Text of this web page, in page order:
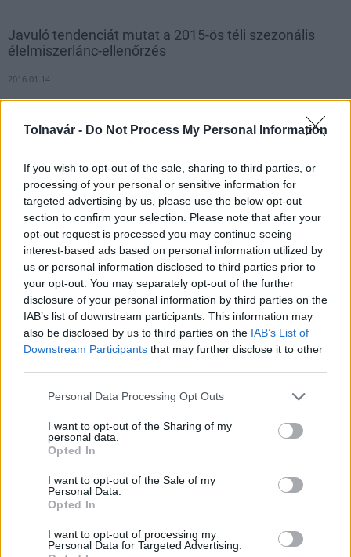
Tolnavár - Do Not Process My Personal Information
If you wish to opt-out of the sale, sharing to third parties, or
processing of your personal or sensitive information for
targeted advertising by us, please use the below opt-out
section to confirm your selection. Please note that after your
opt-out request is processed you may continue seeing
interest-based ads based on personal information utilized by
us or personal information disclosed to third parties prior to
your opt-out. You may separately opt-out of the further
disclosure of your personal information by third parties on the
IAB’s list of downstream participants. This information may
also be disclosed by us to third parties on the IAB’s List of
Downstream Participants that may further disclose it to other
Please note that this website/app uses one or more Google
not limited to your visit or usage behaviour. You may click to
grant or deny consent to Google and its third-party tags to
use your data for below specified purposes in below Google
consent section.
Personal Data Processing Opt Outs
I want to opt-out of the Sharing of my
personal data.
Opted In
I want to opt-out of the Sale of my
Personal Data.
Opted In
I want to opt-out of processing my
Personal Data for Targeted Advertising.
Javuló tendenciát mutat a 2015-ös téli szezonális
élelmiszerlánc-ellenőrzés
2016.01.14
Megszűntek a madárinfluenza miatt elrendelt területi
2022.07.15
Országos hírek
intézkedések Magyarországon, miután a vizsgálatok a hazai
baromfiállományban több mint egy hónapja nem mutatták ki a
(Nébih) pénteken honlapján.
Razziázott a Nébih: 25 köbméternyi tüzelőt zároltak